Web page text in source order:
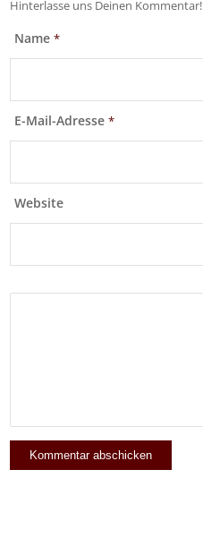
Hinterlasse uns Deinen Kommentar!
Name*
E-Mail-Adresse*
Website